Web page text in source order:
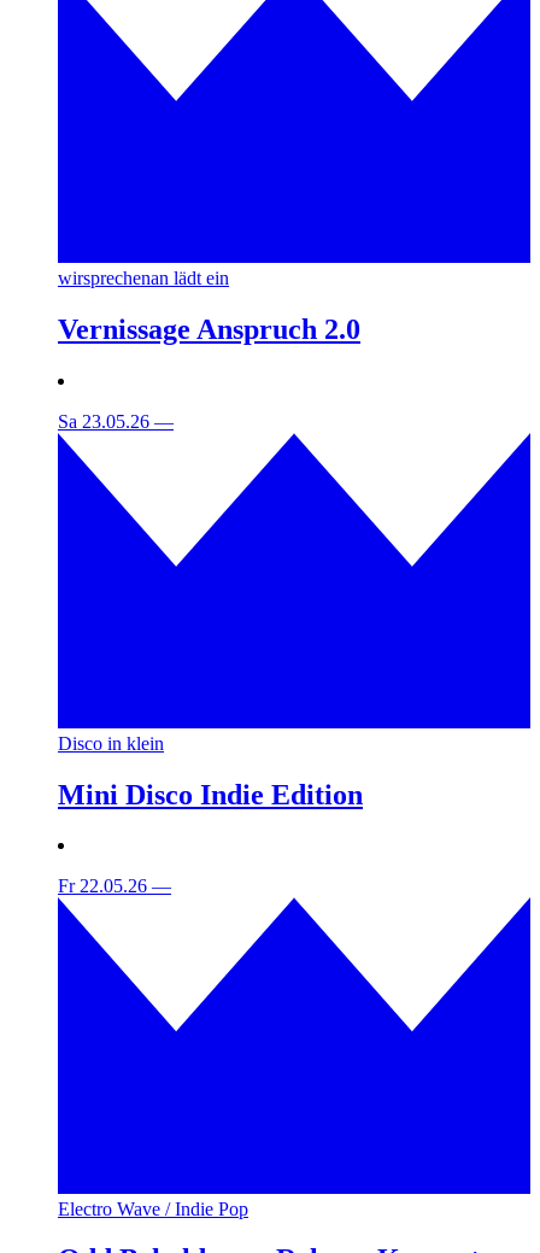
wirsprechenan lädt ein
Vernissage Anspruch 2.0
Sa 23.05.26 —
Disco in klein
Mini Disco Indie Edition
Fr 22.05.26 —
Electro Wave / Indie Pop